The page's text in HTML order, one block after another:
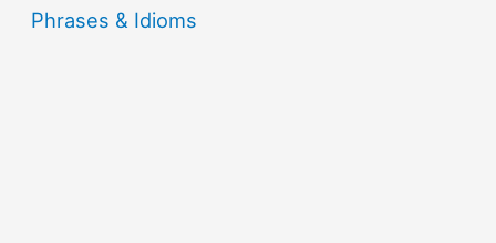
Phrases & Idioms